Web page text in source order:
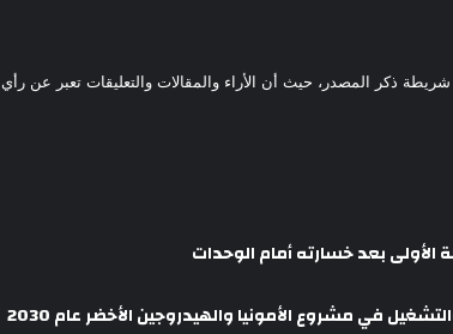
شريطة ذكر المصدر، حيث أن الأراء والمقالات والتعليقات تعبر عن رأي
بعد خسارته أمام الوحدات
في مشروع الأمونيا والهيدروجين الأخضر عام 2030